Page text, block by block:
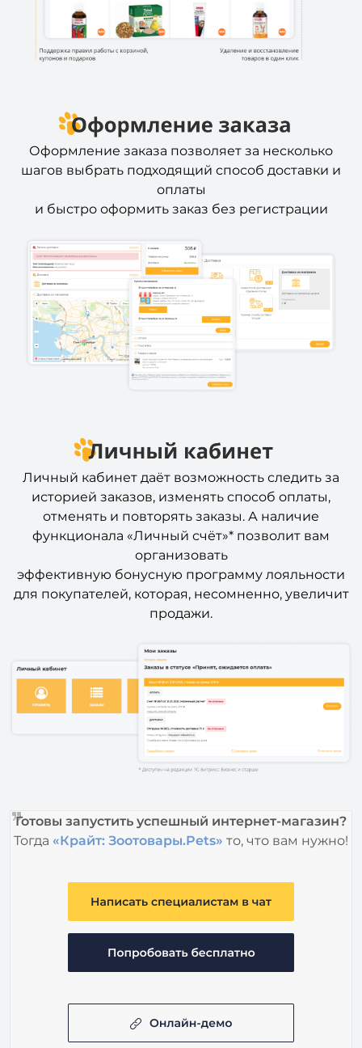
Оформление заказа позволяет за несколько
шагов выбрать подходящий способ доставки и
оплаты
и быстро оформить заказ без регистрации
Личный кабинет даёт возможность следить за
историей заказов, изменять способ оплаты,
отменять и повторять заказы. А наличие
функционала «Личный счёт»* позволит вам
организовать
эффективную бонусную программу лояльности
для покупателей, которая, несомненно, увеличит
продажи.
Готовы запустить успешный интернет-магазин?
Тогда «Крайт: Зоотовары.Pets» то, что вам нужно!